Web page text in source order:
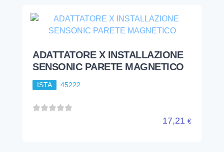
ADATTATORE X INSTALLAZIONE
SENSONIC PARETE MAGNETICO
ISTA 45222
17,21 €